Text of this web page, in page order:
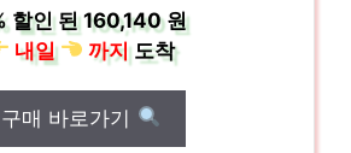
할인 된160,140 원
내일
까지도착
구매 바로가기